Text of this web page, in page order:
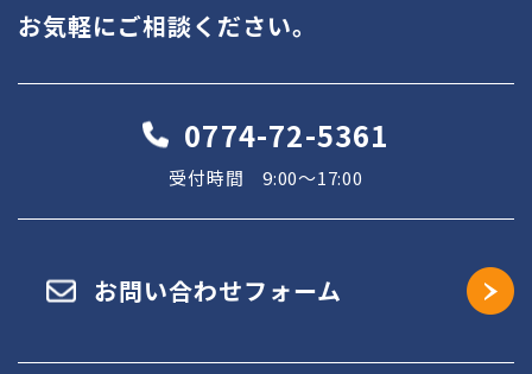
お気軽にご相談ください。
0774-72-5361
受付時間 9:00～17:00
お問い合わせフォーム